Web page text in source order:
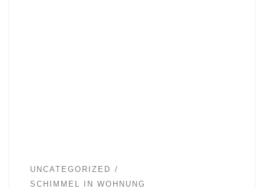
UNCATEGORIZED
SCHIMMEL IN WOHNUNG